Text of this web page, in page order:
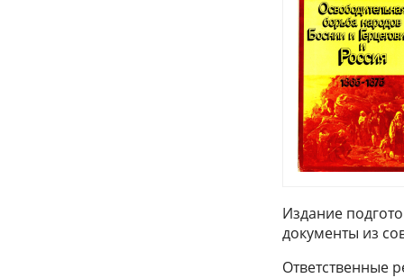
Издание
документы из
Ответственные